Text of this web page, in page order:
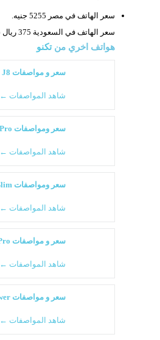
سعر الهاتف في مصر 5255 جنيه.
سعر الهاتف في السعودية 375 ريال سعودي.
هواتف اخري منتكنو
سعر و مواصفات Tecno Boom J8
شاهد المواصفات ←
سعر ومواصفات Tecno Camon 40 Pro
شاهد المواصفات ←
سعر ومواصفات Tecno Spark Slim
شاهد المواصفات ←
سعر و مواصفات Tecno Spark 3 Pro
شاهد المواصفات ←
سعر و مواصفات Tecno POP 2 Power
شاهد المواصفات ←